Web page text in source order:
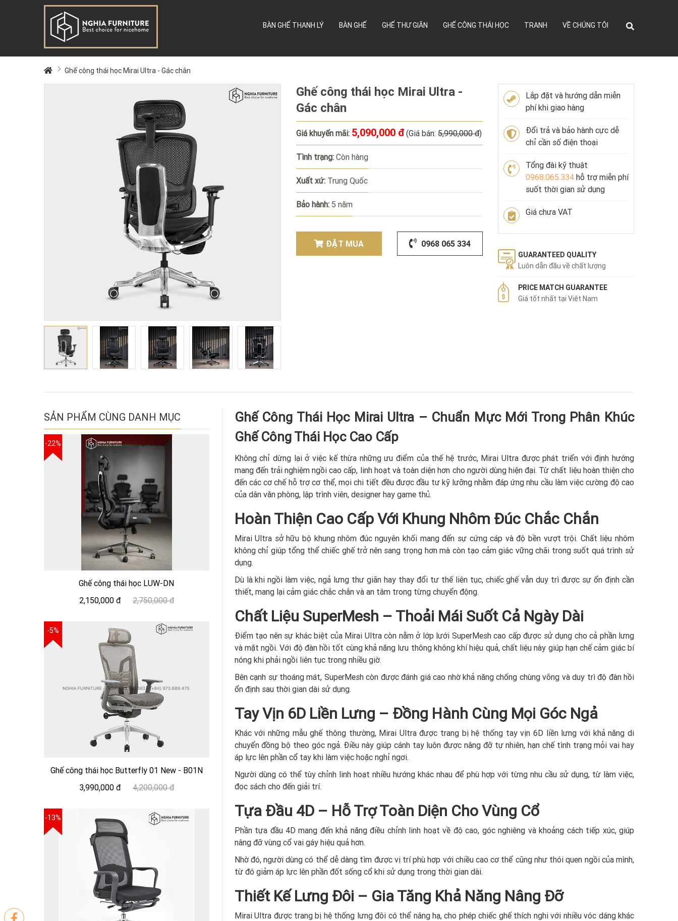
BÀN GHẾ THANH LÝ BÀN GHẾ GHẾ THƯ GIÃN GHẾ CÔNG THÁI HỌC TRANH VỀ CHÚNG TÔI
Ghế công thái học Mirai Ultra - Gác chân
Ghế công thái học Mirai Ultra -
Gác chân
Giá khuyến mãi: 5,090,000 đ (Giá bán: 5,990,000 đ)
Tình trạng: Còn hàng
Xuất xứ: Trung Quốc
Bảo hành: 5 năm
ĐẶT MUA 0968 065 334
Lắp đặt và hướng dẫn miễn
phí khi giao hàng
Đổi trả và bảo hành cực dễ
chỉ cần số điện thoại
Tổng đài kỹ thuật
0968.065.334 hỗ trợ miễn phí
suốt thời gian sử dụng
Giá chưa VAT
GUARANTEED QUALITY
Luôn dẫn đầu về chất lượng
PRICE MATCH GUARANTEE
Giá tốt nhất tại Việt Nam
Ghế Công Thái Học Mirai Ultra – Chuẩn Mực Mới Trong Phân Khúc
Ghế Công Thái Học Cao Cấp
Không chỉ dừng lại ở việc kế thừa những ưu điểm của thế hệ trước, Mirai Ultra được phát triển với định hướng
mang đến trải nghiệm ngồi cao cấp, linh hoạt và toàn diện hơn cho người dùng hiện đại. Từ chất liệu hoàn thiện cho
đến các cơ chế hỗ trợ cơ thể, mọi chi tiết đều được đầu tư kỹ lưỡng nhằm đáp ứng nhu cầu làm việc cường độ cao
của dân văn phòng, lập trình viên, designer hay game thủ.
Hoàn Thiện Cao Cấp Với Khung Nhôm Đúc Chắc Chắn
Mirai Ultra sở hữu bộ khung nhôm đúc nguyên khối mang đến sự cứng cáp và độ bền vượt trội. Chất liệu nhôm
không chỉ giúp tổng thể chiếc ghế trở nên sang trọng hơn mà còn tạo cảm giác vững chãi trong suốt quá trình sử
dụng.
Dù là khi ngồi làm việc, ngả lưng thư giãn hay thay đổi tư thế liên tục, chiếc ghế vẫn duy trì được sự ổn định cần
thiết, mang lại cảm giác chắc chắn và an tâm trong từng chuyển động.
Chất Liệu SuperMesh – Thoải Mái Suốt Cả Ngày Dài
Điểm tạo nên sự khác biệt của Mirai Ultra còn nằm ở lớp lưới SuperMesh cao cấp được sử dụng cho cả phần lưng
và mặt ngồi. Với độ đàn hồi tốt cùng khả năng lưu thông không khí hiệu quả, chất liệu này giúp hạn chế cảm giác bí
nóng khi phải ngồi liên tục trong nhiều giờ.
Bên cạnh sự thoáng mát, SuperMesh còn được đánh giá cao nhờ khả năng chống chùng võng và duy trì độ đàn hồi
ổn định sau thời gian dài sử dụng.
Tay Vịn 6D Liền Lưng – Đồng Hành Cùng Mọi Góc Ngả
Khác với những mẫu ghế thông thường, Mirai Ultra được trang bị hệ thống tay vịn 6D liền lưng với khả năng di
chuyển đồng bộ theo góc ngả. Điều này giúp cánh tay luôn được nâng đỡ tự nhiên, hạn chế tình trạng mỏi vai hay
áp lực lên phần cổ tay khi làm việc hoặc nghỉ ngơi.
Người dùng có thể tùy chỉnh linh hoạt nhiều hướng khác nhau để phù hợp với từng nhu cầu sử dụng, từ làm việc,
đọc sách cho đến giải trí.
Tựa Đầu 4D – Hỗ Trợ Toàn Diện Cho Vùng Cổ
Phần tựa đầu 4D mang đến khả năng điều chỉnh linh hoạt về độ cao, góc nghiêng và khoảng cách tiếp xúc, giúp
nâng đỡ vùng cổ vai gáy hiệu quả hơn.
Nhờ đó, người dùng có thể dễ dàng tìm được vị trí phù hợp với chiều cao cơ thể cũng như thói quen ngồi của mình,
từ đó giảm áp lực lên phần đốt sống cổ khi sử dụng trong thời gian dài.
Thiết Kế Lưng Đôi – Gia Tăng Khả Năng Nâng Đỡ
Mirai Ultra được trang bị hệ thống lưng đôi có thể nâng hạ, cho phép chiếc ghế thích nghi với nhiều vóc dáng khác
SẢN PHẨM CÙNG DANH MỤC
-22%
Ghế công thái học LUW-DN
2,150,000 đ
2,750,000 đ
-5%
Ghế công thái học Butterfly 01 New - B01N
3,990,000 đ
4,200,000 đ
-13%